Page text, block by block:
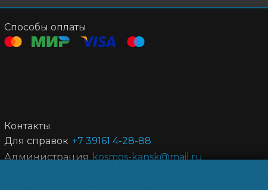
Способы оплаты
Контакты
Для справок +7 39161 4-28-88
Администрация kosmos-kansk@mail.ru